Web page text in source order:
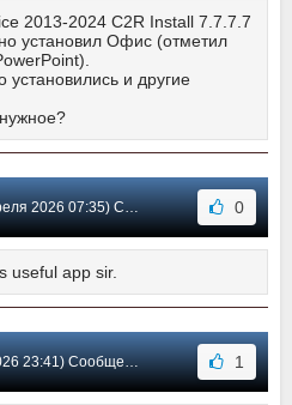
2013-2024 C2R Install 7.7.7.7
установил Офис (отметил
установились и другие
07:35) Сообщение #620 0
useful app sir.
Сообщение #619 1